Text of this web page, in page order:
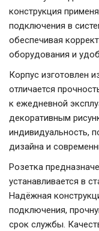
конструкция
подключения в
обеспечивая
оборудования и
Корпус изготовлен
отличается
к ежедневной
декоративным
индивидуальность,
дизайна и
Розетка
устанавливается в
Надёжная
подключения,
срок службы.